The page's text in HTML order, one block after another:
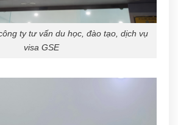
ty tư vấn du học, đào tạo, dịch vụ
visa GSE